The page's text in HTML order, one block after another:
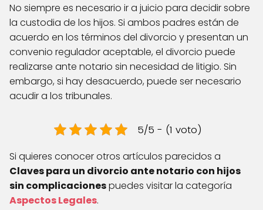
No siempre es necesario ir a juicio para decidir sobre
la custodia de los hijos. Si ambos padres están de
acuerdo en los términos del divorcio y presentan un
convenio regulador aceptable, el divorcio puede
realizarse ante notario sin necesidad de litigio. Sin
embargo, si hay desacuerdo, puede ser necesario
acudir a los tribunales.
5/5 - (1 voto)
Si quieres conocer otros artículos parecidos a
Claves para un divorcio ante notario con hijos
sin complicacionespuedes visitar la categoría
Aspectos Legales.